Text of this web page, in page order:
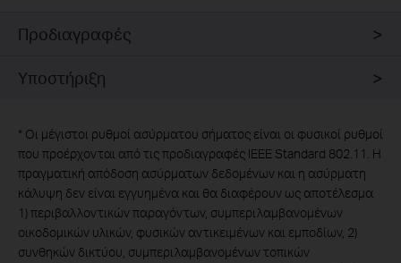
Προδιαγραφές
Υποστήριξη
* Οι μέγιστοι ρυθμοί ασύρματου σήματος είναι οι φυσικοί ρυθμοί
που προέρχονται από τις προδιαγραφές IEEE Standard 802.11. Η
πραγματική απόδοση ασύρματων δεδομένων και η ασύρματη
κάλυψη δεν είναι εγγυημένα και θα διαφέρουν ως αποτέλεσμα
1) περιβαλλοντικών παραγόντων, συμπεριλαμβανομένων
οικοδομικών υλικών, φυσικών αντικειμένων και εμποδίων, 2)
συνθηκών δικτύου, συμπεριλαμβανομένων τοπικών